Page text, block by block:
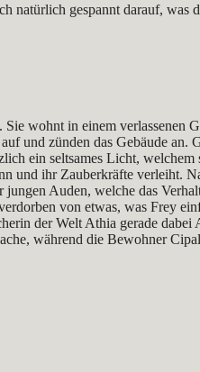
gespannt darauf, was
wohnt in einem verlassenen
und zünden das Gebäude
ein seltsames Licht,
und ihr Zauberkräfte verleiht.
Auden, welche das
von etwas, was Frey
der Welt Athia gerade
während die Bewohner